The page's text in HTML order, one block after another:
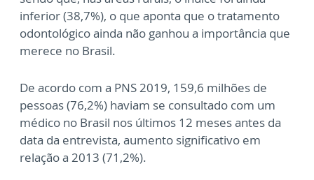
inferior (38,7%), o que aponta que o tratamento
odontológico ainda não ganhou a importância que
merece no Brasil.
De acordo com a PNS 2019, 159,6 milhões de
pessoas (76,2%) haviam se consultado com um
médico no Brasil nos últimos 12 meses antes da
data da entrevista, aumento significativo em
relação a 2013 (71,2%).